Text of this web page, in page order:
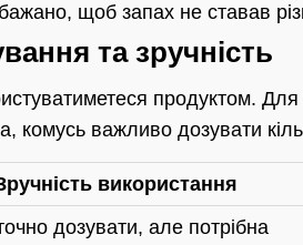
бажано, щоб запах не ставав
та зручність
продуктом. Для
комусь важливо дозувати
використання
дозувати, але потрібна